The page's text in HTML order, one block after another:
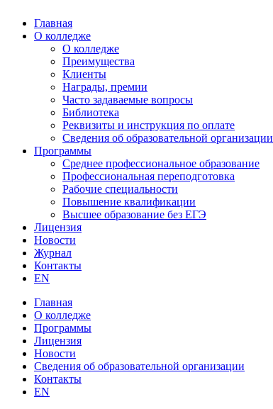
Главная
О колледже
О колледже
Преимущества
Клиенты
Награды, премии
Часто задаваемые вопросы
Библиотека
Реквизиты и инструкция по оплате
Сведения об образовательной организации
Программы
Среднее профессиональное образование
Профессиональная переподготовка
Рабочие специальности
Повышение квалификации
Высшее образование без ЕГЭ
Лицензия
Новости
Журнал
Контакты
EN
Главная
О колледже
Программы
Лицензия
Новости
Сведения об образовательной организации
Контакты
EN